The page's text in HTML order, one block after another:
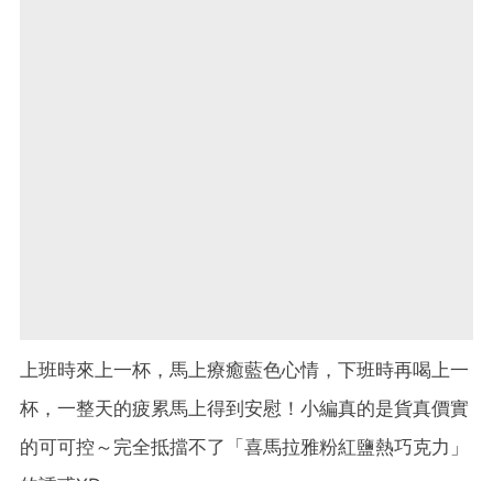
上班時來上一杯，馬上療癒藍色心情，下班時再喝上一
杯，一整天的疲累馬上得到安慰！小編真的是貨真價實
的可可控～完全抵擋不了「喜馬拉雅粉紅鹽熱巧克力」